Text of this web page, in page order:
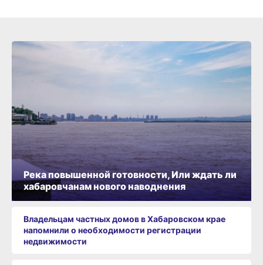
Река повышенной готовности, Или ждать ли
хабаровчанам нового наводнения
Владельцам частных домов в Хабаровском крае
напомнили о необходимости регистрации
недвижимости